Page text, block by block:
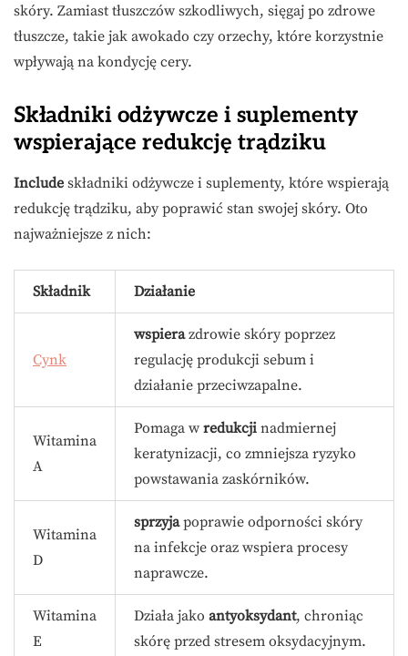
skóry. Zamiast tłuszczów szkodliwych, sięgaj po zdrowe
tłuszcze, takie jak awokado czy orzechy, które korzystnie
wpływają na kondycję cery.
Składniki odżywcze i suplementy
wspierające redukcję trądziku
Include składniki odżywcze i suplementy, które wspierają
redukcję trądziku, aby poprawić stan swojej skóry. Oto
najważniejsze z nich:
Składnik Działanie
Cynk
wspierazdrowie skóry poprzez
regulację produkcji sebum i
działanie przeciwzapalne.
Witamina
A
Pomaga w redukcji nadmiernej
keratynizacji, co zmniejsza ryzyko
powstawania zaskórników.
Witamina
D
sprzyjapoprawie odporności skóry
na infekcje oraz wspiera procesy
naprawcze.
Witamina
E
Działa jako antyoksydant, chroniąc
skórę przed stresem oksydacyjnym.